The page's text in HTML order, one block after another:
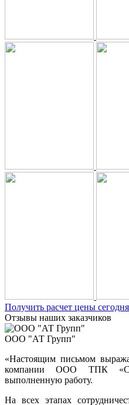
Получить расчет цены сегодня
Отзывы наших заказчиков
ООО "АТ Групп"
«Настоящим письмом
компании ООО ТПК
выполненную работу.
На всех этапах